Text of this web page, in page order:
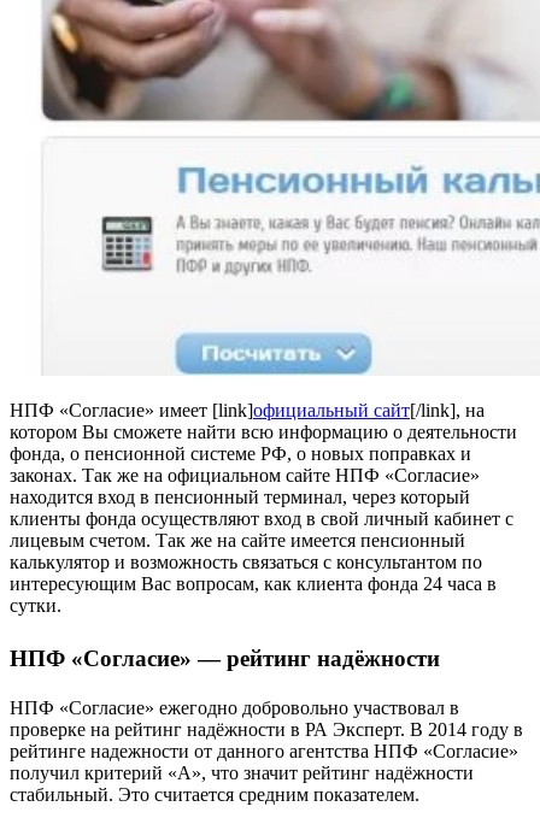
НПФ «Согласие» имеет [link]официальный сайт[/link], на
котором Вы сможете найти всю информацию о деятельности
фонда, о пенсионной системе РФ, о новых поправках и
законах. Так же на официальном сайте НПФ «Согласие»
находится вход в пенсионный терминал, через который
клиенты фонда осуществляют вход в свой личный кабинет с
лицевым счетом. Так же на сайте имеется пенсионный
калькулятор и возможность связаться с консультантом по
интересующим Вас вопросам, как клиента фонда 24 часа в
сутки.
НПФ «Согласие» — рейтинг надёжности
НПФ «Согласие» ежегодно добровольно участвовал в
проверке на рейтинг надёжности в РА Эксперт. В 2014 году в
рейтинге надежности от данного агентства НПФ «Согласие»
получил критерий «А», что значит рейтинг надёжности
стабильный. Это считается средним показателем.